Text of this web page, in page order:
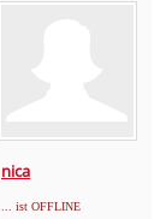
nica
... ist OFFLINE